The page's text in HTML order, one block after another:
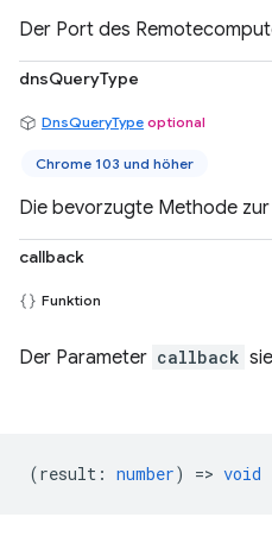
Der Port des
dnsQueryType
DnsQueryType optional
Chrome 103 und höher
Die bevorzugte Methode
callback
Funktion
Der Parameter callback
(result : number) => void